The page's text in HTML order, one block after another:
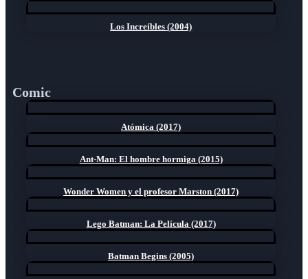
Los Increíbles (2004)
Comic
Atómica (2017)
Ant-Man: El hombre hormiga (2015)
Wonder Women y el profesor Marston (2017)
Lego Batman: La Película (2017)
Batman Begins (2005)